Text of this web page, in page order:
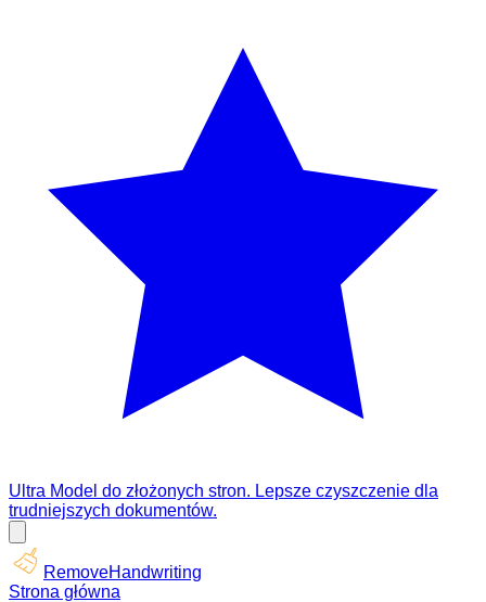
Ultra Model do złożonych stron. Lepsze czyszczenie dla
trudniejszych dokumentów.
RemoveHandwriting
Strona główna